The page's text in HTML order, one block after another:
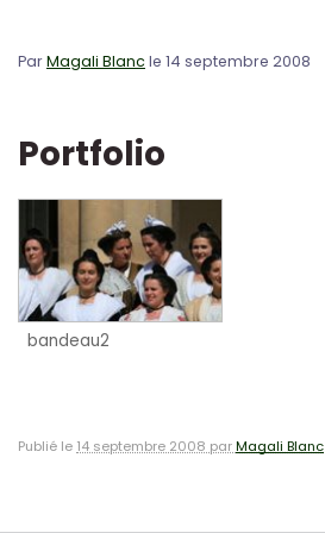
ParMagali Blanc le 14 septembre 2008
Portfolio
bandeau2
Publié le 14 septembre 2008 parMagali Blanc